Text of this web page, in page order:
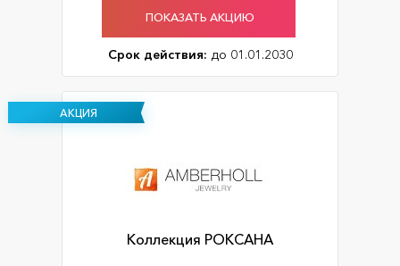
ПОКАЗАТЬ АКЦИЮ
Срок действия: до 01.01.2030
АКЦИЯ
Коллекция РОКСАНА